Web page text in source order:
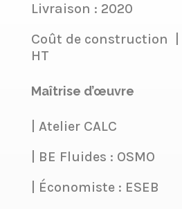
Livraison : 2020
Coût de construction
HT
Maîtrise d’œuvre
| Atelier CALC
| BE Fluides : OSMO
| Économiste : ESEB